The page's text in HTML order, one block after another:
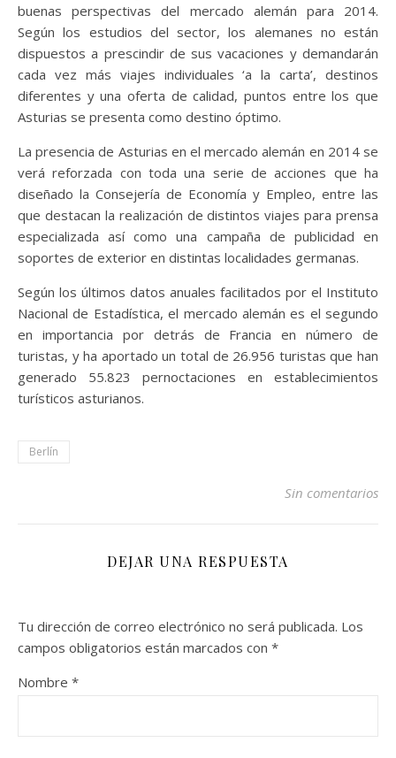
buenas perspectivas del mercado alemán para 2014.
Según los estudios del sector, los alemanes no están
dispuestos a prescindir de sus vacaciones y demandarán
cada vez más viajes individuales ‘a la carta’, destinos
diferentes y una oferta de calidad, puntos entre los que
Asturias se presenta como destino óptimo.
La presencia de Asturias en el mercado alemán en 2014 se
verá reforzada con toda una serie de acciones que ha
diseñado la Consejería de Economía y Empleo, entre las
que destacan la realización de distintos viajes para prensa
especializada así como una campaña de publicidad en
soportes de exterior en distintas localidades germanas.
Según los últimos datos anuales facilitados por el Instituto
Nacional de Estadística, el mercado alemán es el segundo
en importancia por detrás de Francia en número de
turistas, y ha aportado un total de 26.956 turistas que han
generado 55.823 pernoctaciones en establecimientos
turísticos asturianos.
Berlín
Sin comentarios
DEJAR UNA RESPUESTA
Tu dirección de correo electrónico no será publicada. Los
campos obligatorios están marcados con *
Nombre *